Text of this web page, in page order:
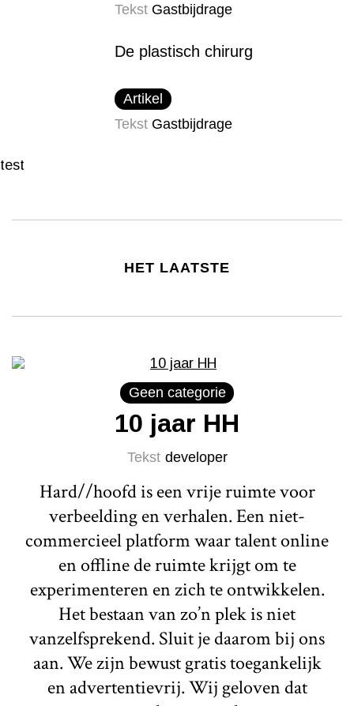
Tekst Gastbijdrage
De plastisch chirurg
Artikel
Tekst Gastbijdrage
test
HET LAATSTE
Geen categorie
10 jaar HH
Tekst developer
Hard//hoofd is een vrije ruimte voor
verbeelding en verhalen. Een niet-
commercieel platform waar talent online
en offline de ruimte krijgt om te
experimenteren en zich te ontwikkelen.
Het bestaan van zo’n plek is niet
vanzelfsprekend. Sluit je daarom bij ons
aan. We zijn bewust gratis toegankelijk
en advertentievrij. Wij geloven dat